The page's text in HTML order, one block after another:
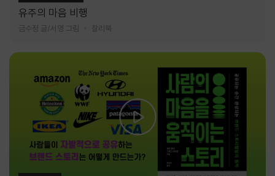
유주의 마음 비행
금수정 글/서영 그림 찰리북